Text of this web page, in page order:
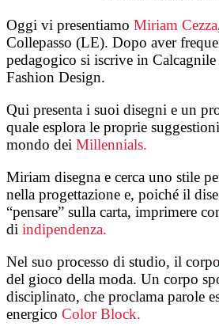
Oggi vi presentiamo Miriam Cezza
Collepasso (LE). Dopo aver
pedagogico si iscrive in
Fashion Design.
Qui presenta i suoi disegni e un
quale esplora le proprie
mondo dei Millennials.
Miriam disegna e cerca uno stile
nella progettazione e, poiché il
“pensare” sulla carta, imprimere
di indipendenza.
Nel suo processo di studio, il corpo
del gioco della moda. Un corpo
disciplinato, che proclama parole
energico Color Block.